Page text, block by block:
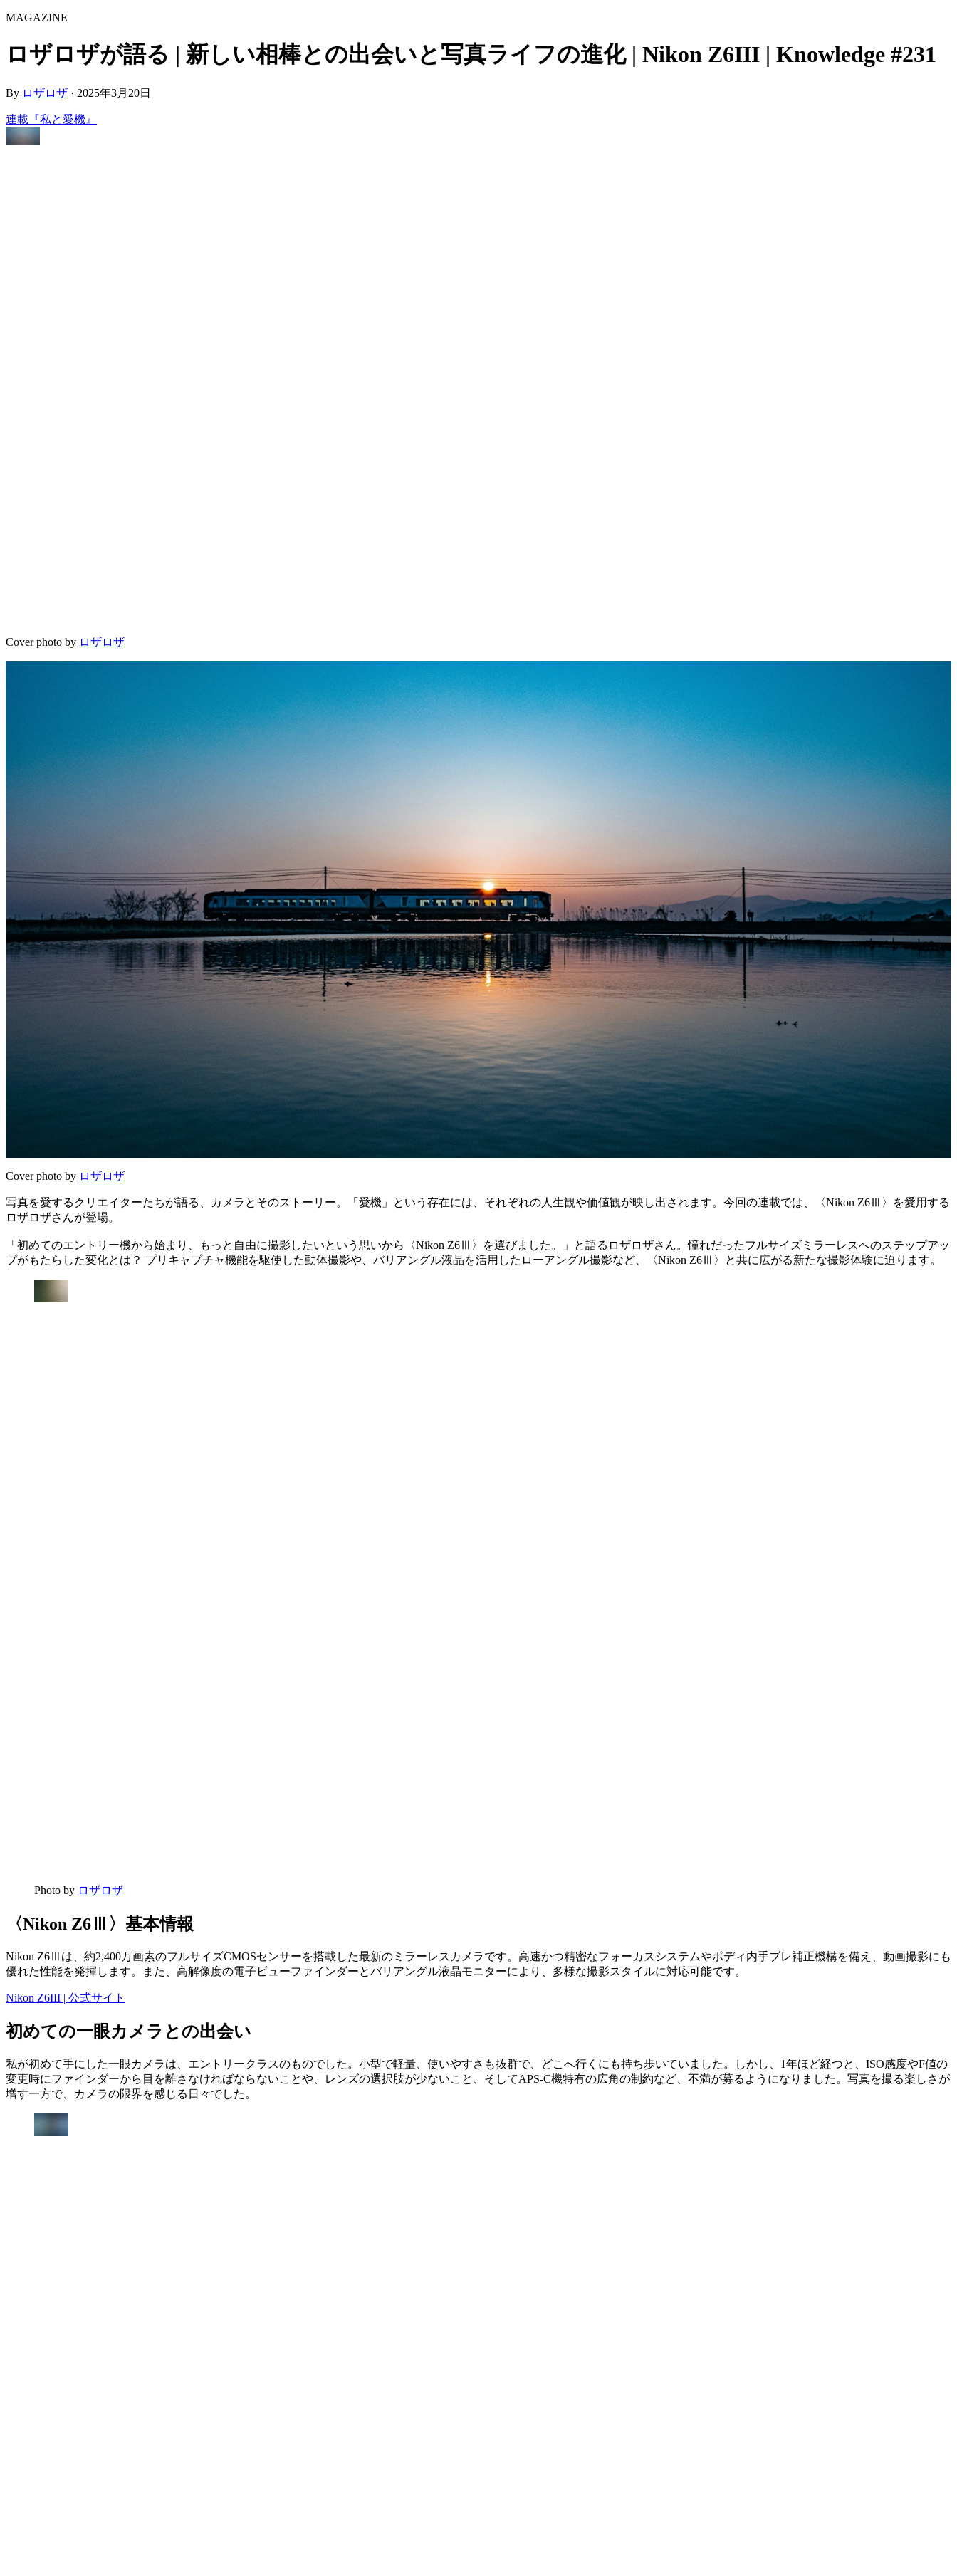
MAGAZINE
ロザロザが語る | 新しい相棒との出会いと写真ライフの進化 | Nikon Z6III | Knowledge #231
By ロザロザ · 2025年3月20日
連載『私と愛機』
Cover photo by ロザロザ
Cover photo by ロザロザ
写真を愛するクリエイターたちが語る、カメラとそのストーリー。「愛機」という存在には、それぞれの人生観や価値観が映し出されます。今回の連載では、〈Nikon Z6Ⅲ〉を愛用する
ロザロザさんが登場。
「初めてのエントリー機から始まり、もっと自由に撮影したいという思いから〈Nikon Z6Ⅲ〉を選びました。」と語るロザロザさん。憧れだったフルサイズミラーレスへのステップアッ
プがもたらした変化とは？ プリキャプチャ機能を駆使した動体撮影や、バリアングル液晶を活用したローアングル撮影など、〈Nikon Z6Ⅲ〉と共に広がる新たな撮影体験に迫ります。
Photo by ロザロザ
〈Nikon Z6Ⅲ〉基本情報
Nikon Z6Ⅲは、約2,400万画素のフルサイズCMOSセンサーを搭載した最新のミラーレスカメラです。高速かつ精密なフォーカスシステムやボディ内手ブレ補正機構を備え、動画撮影にも
優れた性能を発揮します。また、高解像度の電子ビューファインダーとバリアングル液晶モニターにより、多様な撮影スタイルに対応可能です。
Nikon Z6III | 公式サイト
初めての一眼カメラとの出会い
私が初めて手にした一眼カメラは、エントリークラスのものでした。小型で軽量、使いやすさも抜群で、どこへ行くにも持ち歩いていました。しかし、1年ほど経つと、ISO感度やF値の
変更時にファインダーから目を離さなければならないことや、レンズの選択肢が少ないこと、そしてAPS-C機特有の広角の制約など、不満が募るようになりました。写真を撮る楽しさが
増す一方で、カメラの限界を感じる日々でした。